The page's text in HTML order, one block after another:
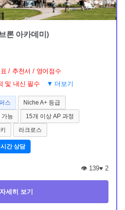
론 아카데미)
/ 추천서 / 영어점수
및 내신 필수 ▼ 더보기
스
Niche A+ 등급
가능
15개 이상 AP 과정
라크로스
간 상담
👁️ 139♥ 2
자세히 보기